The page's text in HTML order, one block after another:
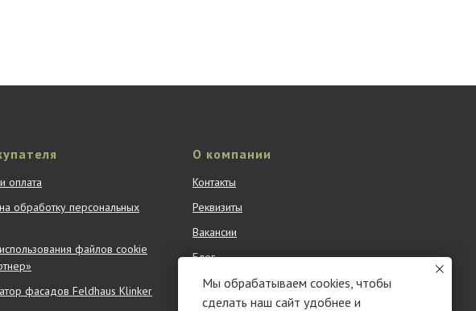
оплата
обработку персональных
файлов cookie
фасадов Feldhaus Klinker
О компании
Контакты
Реквизиты
Вакансии
Блог
Партнерам
Новости
Мы обрабатываем cookies, чтобы
сделать наш сайт удобнее и